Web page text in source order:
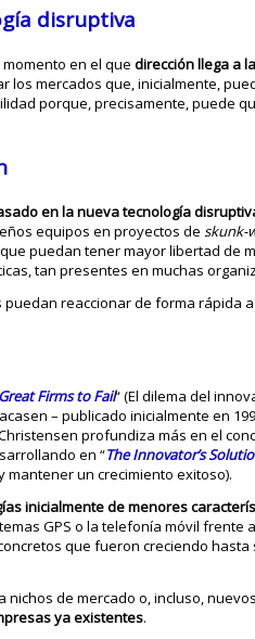
disruptiva
momento en el quedirección llega a
los mercados que, inicialmente,
porque, precisamente, puede
en la nueva tecnología
equipos en proyectos deskunk-
puedan tener mayor libertad de
tan presentes en muchas
reaccionar de forma rápida
Firms to Fail“ (El dilema del
– publicado inicialmente en
profundiza más en el
en “The Innovator’s
mantener un crecimiento exitoso).
inicialmente de menores
GPS o la telefonía móvil frente
que fueron creciendo hasta
de mercado o, incluso,
ya existentes.